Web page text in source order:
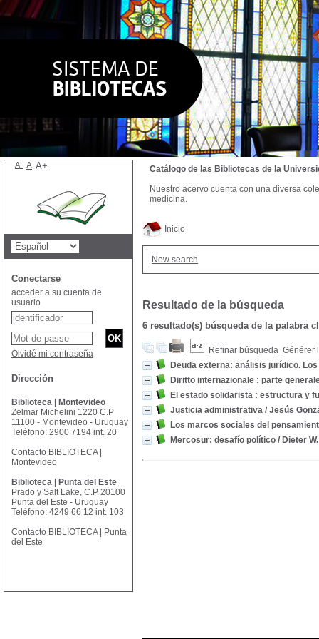
Inicio
New search
Resultado de la búsqueda
6 resultado(s) búsqueda de la palabra
Refinar búsqueda Générer
Deuda externa: análisis jurídico.
Diritto internazionale : parte
El estado solidarista : estructura y
Justicia administrativa / Jesús
Los marcos sociales del
Mercosur: desafío político / Dieter
Catálogo de las Bibliotecas de la
Nuestro acervo cuenta con una diversa
medicina.
A- A A+
Conectarse
acceder a su cuenta de
usuario
Olvidé mi contraseña
Dirección
Biblioteca | Montevideo
Zelmar Michelini 1220 C.P
11100 - Montevideo - Uruguay
Teléfono: 2900 7194 int. 20
Contacto BIBLIOTECA |
Montevideo
Biblioteca | Punta del Este
Prado y Salt Lake, C.P 20100
Punta del Este - Uruguay
Teléfono: 4249 66 12 int. 103
Contacto BIBLIOTECA | Punta
del Este